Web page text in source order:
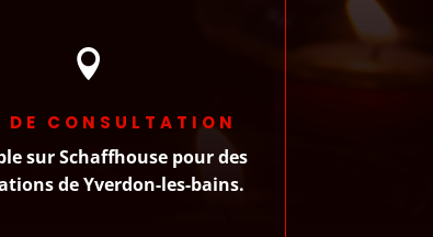

DE CONSULTATION
sur Schaffhouse pour des
de Yverdon-les-bains.